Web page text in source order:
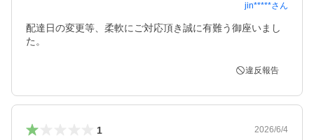
jin*****さん
配達日の変更等、柔軟にご対応頂き誠に有難う御座いまし
た。
違反報告
1
2026/6/4